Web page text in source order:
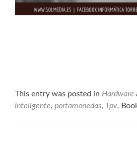
This entry was posted in Hardware
inteligente, portamonedas, Tpv.